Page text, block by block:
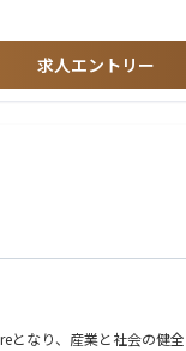
ント内での継続・拡大や
社後要相談）
高度化支援
mindset）
求人エントリー
なり、産業と社会の健全